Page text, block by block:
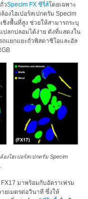
วSpecim FX ซีรี่ส์โดยเฉพาะ
องไฮเปอร์สเปกตรัม Specim
ชิงพื้นที่สูง ช่วยให้สามารถระบุ
ปลกปลอมได้ง่าย ดังที่แสดงใน
ถแยกแยะถั่วพิสตาชิโอและอัล
งไฮเปอร์สเปกตรัม Specim
FX17 มาพร้อมกับอัตราเฟรม
ยเมตรต่อวินาที ซึ่งให้